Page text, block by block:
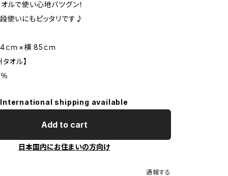
ルで使い心地バツグン！
使いにもピッタリです♪
ｃｍ×横 85ｃｍ
オル】
International shipping available
Add to cart
日本国内にお住まいの方向け
通報する